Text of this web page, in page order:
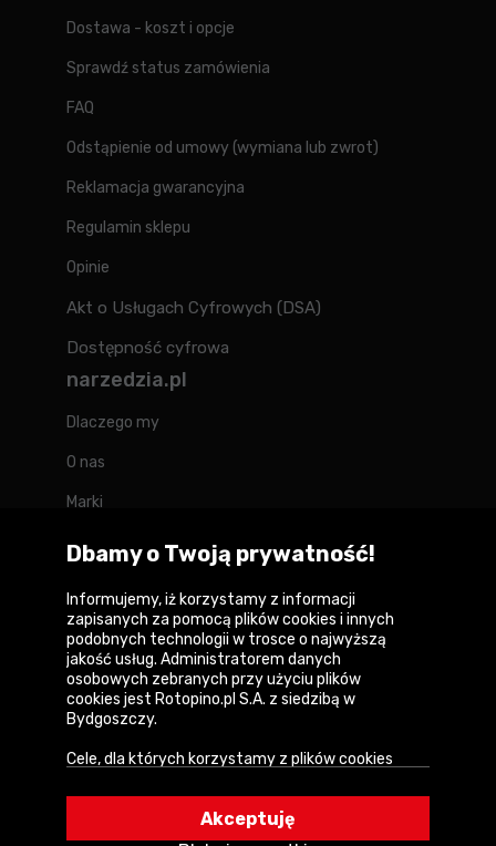
Dostawa - koszt i opcje
Sprawdź status zamówienia
FAQ
Odstąpienie od umowy (wymiana lub zwrot)
Reklamacja gwarancyjna
Regulamin sklepu
Opinie
Akt o Usługach Cyfrowych (DSA)
Dostępność cyfrowa
narzedzia.pl
Dlaczego my
O nas
Marki
Kontakt
Forum
Copyright © 2026
Polityka prywatności i zasady korzystania z
Informacja o plikach cookies
Dbamy o Twoją prywatność!
Informujemy, iż korzystamy z informacji
zapisanych za pomocą plików cookies i innych
podobnych technologii w trosce o najwyższą
jakość usług. Administratorem danych
osobowych zebranych przy użyciu plików
cookies jest Rotopino.pl S.A. z siedzibą w
Bydgoszczy.
Cele, dla których korzystamy z plików cookies
• Uwierzytelnienie użytkowników w serwisie,
Akceptuję